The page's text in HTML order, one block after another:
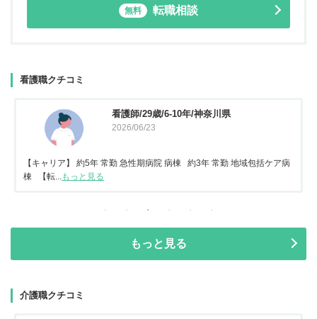
無料 転職相談
看護職クチコミ
看護師/29歳/6-10年/神奈川県
2026/06/23
【キャリア】 約5年 常勤 急性期病院 病棟 約3年 常勤 地域包括ケア病
棟 【転...もっと見る
もっと見る
介護職クチコミ